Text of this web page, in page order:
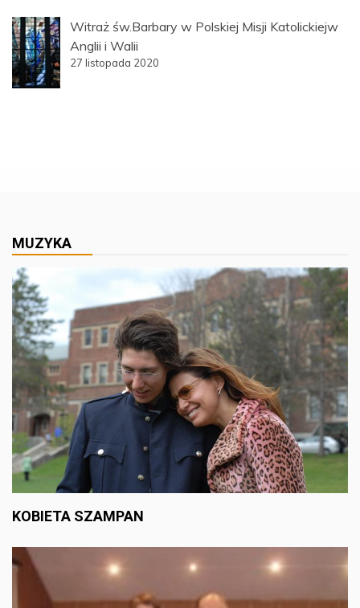
Witraż św.Barbary w Polskiej Misji Katolickiejw
Anglii i Walii
27 listopada 2020
MUZYKA
KOBIETA SZAMPAN